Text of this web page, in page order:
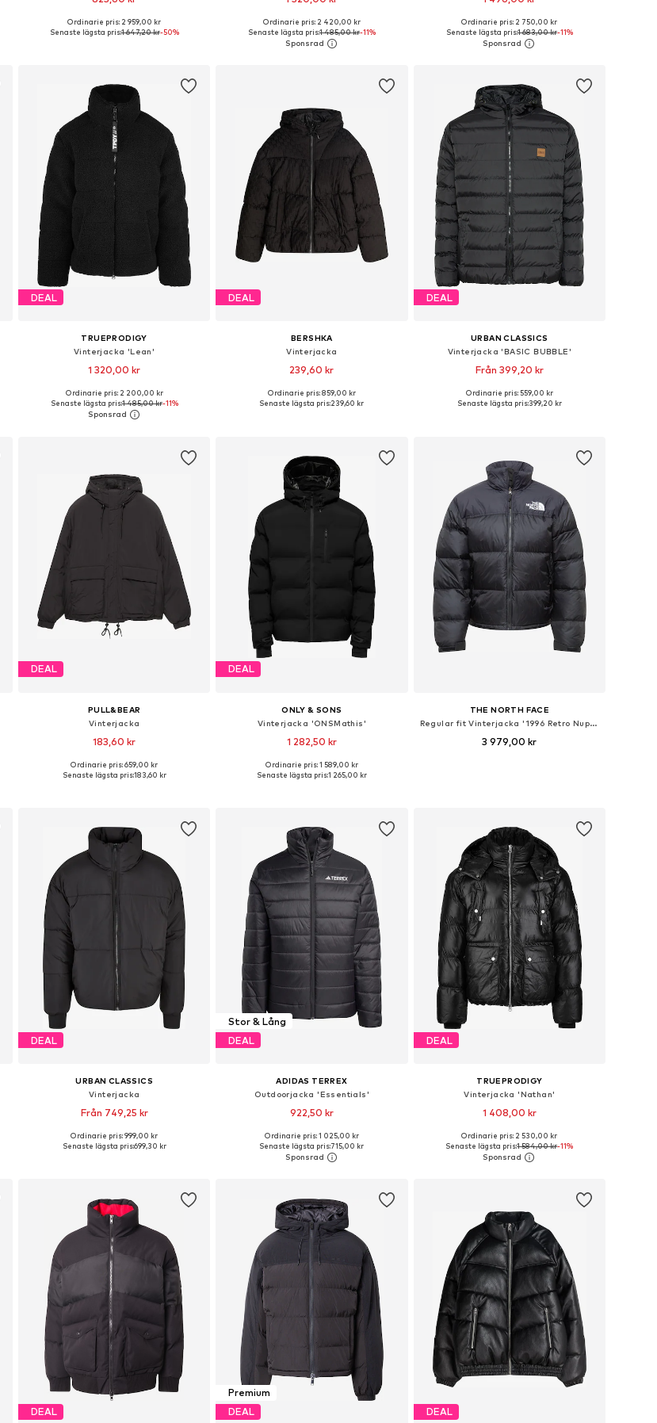
Tillgängliga storlekar: XS, S, M, L, XL, XXL
Ordinarie pris: 2 959,00 kr
Senaste lägsta pris:1 647,20 kr-50%
Tillgängliga storlekar: XS, S, M, L, XL, XXL
Lägg till i varukorgen
Ordinarie pris: 2 420,00 kr
Senaste lägsta pris:1 485,00 kr-11%
Tillgängliga storlekar: XS, S, M, L, XL, XXL
Lägg till i varukorgen
Ordinarie pris: 2 750,00 kr
Senaste lägsta pris:1 683,00 kr-11%
DEAL
TRUEPRODIGY
Vinterjacka 'Lean'
1 320,00 kr
Tillgängliga storlekar: XS, S, M, L, XL, XXL
Lägg till i varukorgen
Ordinarie pris: 2 200,00 kr
Senaste lägsta pris:1 485,00 kr-11%
DEAL
BERSHKA
Vinterjacka
239,60 kr
Tillgängliga storlekar: XS, S, M, L, XL
Ordinarie pris: 859,00 kr
Senaste lägsta pris:239,60 kr
DEAL
URBAN CLASSICS
Vinterjacka 'BASIC BUBBLE'
Från 399,20 kr
Ordinarie pris: 559,00 kr
Senaste lägsta pris:399,20 kr
DEAL
PULL&BEAR
Vinterjacka
183,60 kr
Tillgängliga storlekar: S, M, L, XL
Ordinarie pris: 659,00 kr
Senaste lägsta pris:183,60 kr
DEAL
ONLY & SONS
Vinterjacka 'ONSMathis'
1 282,50 kr
Tillgängliga storlekar: XS, S, M, L, XL, XXL
Ordinarie pris: 1 589,00 kr
Senaste lägsta pris:1 265,00 kr
THE NORTH FACE
Regular fit Vinterjacka '1996 Retro Nuptse'
3 979,00 kr
DEAL
URBAN CLASSICS
Vinterjacka
Från 749,25 kr
Tillgänglig i många storlekar
Ordinarie pris: 999,00 kr
Senaste lägsta pris:699,30 kr
Stor & Lång
DEAL
ADIDAS TERREX
Outdoorjacka 'Essentials'
922,50 kr
Lägg till i varukorgen
Ordinarie pris: 1 025,00 kr
Senaste lägsta pris:715,00 kr
DEAL
TRUEPRODIGY
Vinterjacka 'Nathan'
1 408,00 kr
Tillgängliga storlekar: XS, S, M, L, XL, XXL
Lägg till i varukorgen
Ordinarie pris: 2 530,00 kr
Senaste lägsta pris:1 584,00 kr-11%
DEAL
Premium
DEAL
DEAL